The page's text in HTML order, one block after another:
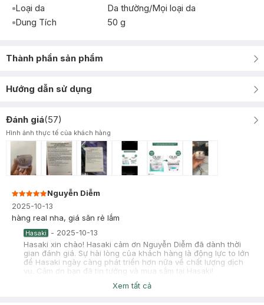
Loại da
Da thường/Mọi loại da
Dung Tích
50 g
Thành phần sản phẩm
Hướng dẫn sử dụng
Đánh giá(57)
Hình ảnh thực tế của khách hàng
Nguyễn Diễm
2025-10-13
hàng real nha, giá săn rẻ lắm
Hasaki - 2025-10-13
Hasaki xin chào! Hasaki cảm ơn Nguyễn Diễm đã dành thời
gian đánh giá. Sự hài lòng của khách hàng là động lực to lớn
để Hasaki ngày càng phát triển hơn nữa về chất lượng dịch
vụ. Cảm ơn bạn đã tin tưởng và mua sắm tại Hasaki!
Xem tất cả